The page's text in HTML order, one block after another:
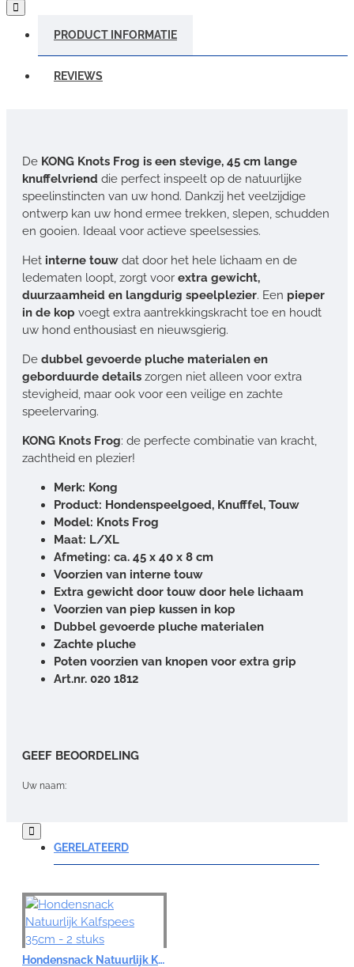
PRODUCT INFORMATIE
REVIEWS
De KONG Knots Frog is een stevige, 45 cm lange
knuffelvriend die perfect inspeelt op de natuurlijke
speelinstincten van uw hond. Dankzij het veelzijdige
ontwerp kan uw hond ermee trekken, slepen, schudden
en gooien. Ideaal voor actieve speelsessies.
Het interne touw dat door het hele lichaam en de
ledematen loopt, zorgt voor extra gewicht,
duurzaamheid en langdurig speelplezier. Een pieper
in de kop voegt extra aantrekkingskracht toe en houdt
uw hond enthousiast en nieuwsgierig.
De dubbel gevoerde pluche materialen en
geborduurde details zorgen niet alleen voor extra
stevigheid, maar ook voor een veilige en zachte
speelervaring.
KONG Knots Frog: de perfecte combinatie van kracht,
zachtheid en plezier!
Merk: Kong
Product: Hondenspeelgoed, Knufffel, Touw
Model: Knots Frog
Maat: L/XL
Afmeting: ca. 45 x 40 x 8 cm
Voorzien van interne touw
Extra gewicht door touw door hele lichaam
Voorzien van piep kussen in kop
Dubbel gevoerde pluche materialen
Zachte pluche
Poten voorzien van knopen voor extra grip
Art.nr. 020 1812
GEEF BEOORDELING
Uw naam:
Opmerking:
Note:HTML-code wordt niet vertaald!
Waardering:
GERELATEERD
Hondensnack Natuurlijk Kalfspees 35cm - 2 stuks